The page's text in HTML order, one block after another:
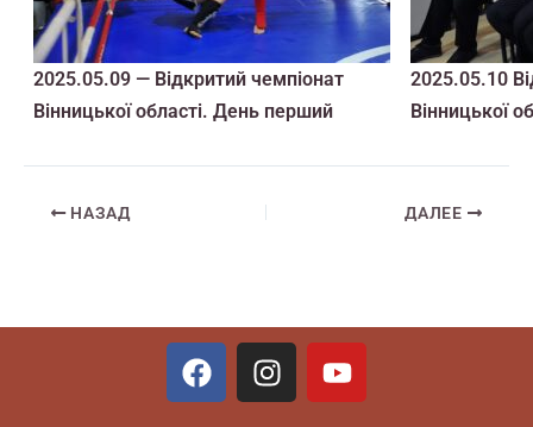
2025.05.09 — Відкритий чемпіонат
Вінницької області. День перший
2025.05.10
Вінницької
НАЗАД ДАЛЕЕ
F
a
I
n
Y
o